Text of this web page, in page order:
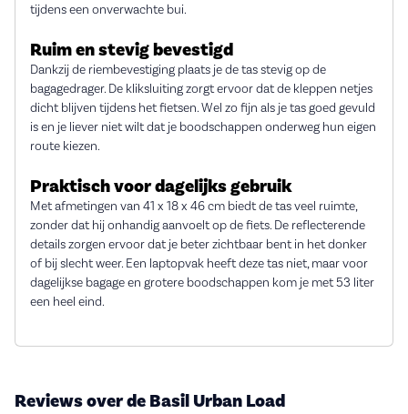
tijdens een onverwachte bui.
Ruim en stevig bevestigd
Dankzij de riembevestiging plaats je de tas stevig op de
bagagedrager. De kliksluiting zorgt ervoor dat de kleppen netjes
dicht blijven tijdens het fietsen. Wel zo fijn als je tas goed gevuld
is en je liever niet wilt dat je boodschappen onderweg hun eigen
route kiezen.
Praktisch voor dagelijks gebruik
Met afmetingen van 41 x 18 x 46 cm biedt de tas veel ruimte,
zonder dat hij onhandig aanvoelt op de fiets. De reflecterende
details zorgen ervoor dat je beter zichtbaar bent in het donker
of bij slecht weer. Een laptopvak heeft deze tas niet, maar voor
dagelijkse bagage en grotere boodschappen kom je met 53 liter
een heel eind.
Reviews over de Basil Urban Load